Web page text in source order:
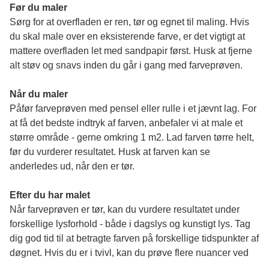
Før du maler
Sørg for at overfladen er ren, tør og egnet til maling. Hvis
du skal male over en eksisterende farve, er det vigtigt at
mattere overfladen let med sandpapir først. Husk at fjerne
alt støv og snavs inden du går i gang med farveprøven.
Når du maler
Påfør farveprøven med pensel eller rulle i et jævnt lag. For
at få det bedste indtryk af farven, anbefaler vi at male et
større område - gerne omkring 1 m2. Lad farven tørre helt,
før du vurderer resultatet. Husk at farven kan se
anderledes ud, når den er tør.
Efter du har malet
Når farveprøven er tør, kan du vurdere resultatet under
forskellige lysforhold - både i dagslys og kunstigt lys. Tag
dig god tid til at betragte farven på forskellige tidspunkter af
døgnet. Hvis du er i tvivl, kan du prøve flere nuancer ved